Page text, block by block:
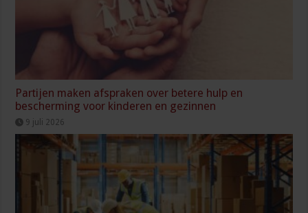
Partijen maken afspraken over betere hulp en
bescherming voor kinderen en gezinnen
9 juli 2026